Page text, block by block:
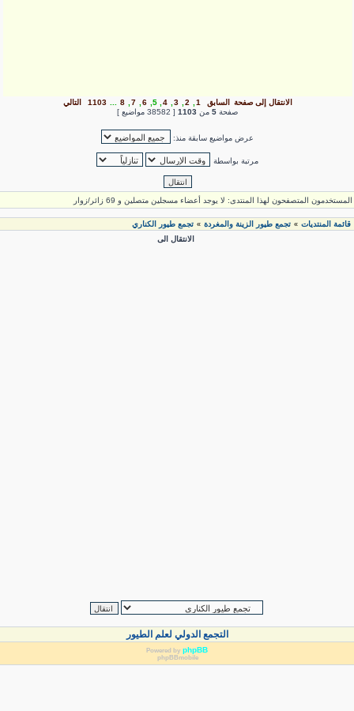
الانتقال إلى صفحة السابق ,
2
,
3
,
4
,
5
,
6
,
7
,
8
...
1103
التالي
صفحة5من1103[ 38582 مواضيع ]
عرض مواضيع سابقة منذ:
مرتبة بواسطة
المتصفحون لهذا المنتدى: لا يوجد أعضاء مسجلين متصلين و 69 زائر/زوار
قائمة المنتديات» تجمع طيور الزينة والمغردة» تجمع طيور الكناري
الانتقال الى
التجمع الدولي لعلم الطيور
Powered byphpBB
phpBBmobile